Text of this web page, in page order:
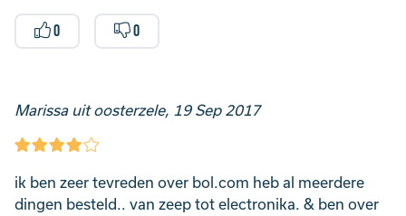
0 0
Marissa uit oosterzele, 19 Sep 2017
ik ben zeer tevreden over bol.com heb al meerdere
dingen besteld.. van zeep tot electronika. & ben over